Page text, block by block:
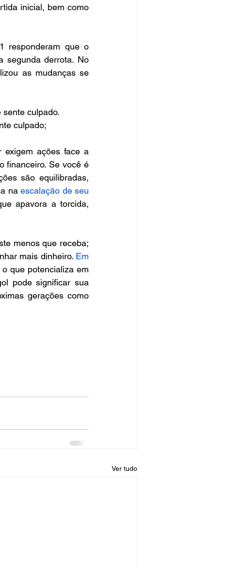
inicial, bem como
responderam que o
segunda derrota. No
as mudanças se
sente culpado.
culpado;
exigem ações face a
financeiro. Se você é
são equilibradas,
na escalação de seu
apavora a torcida,
menos que receba;
mais dinheiro. Em
que potencializa em
pode significar sua
gerações como
Ver tudo